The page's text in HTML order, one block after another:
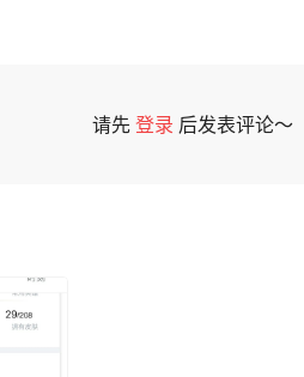
请先登录 后发表评论～